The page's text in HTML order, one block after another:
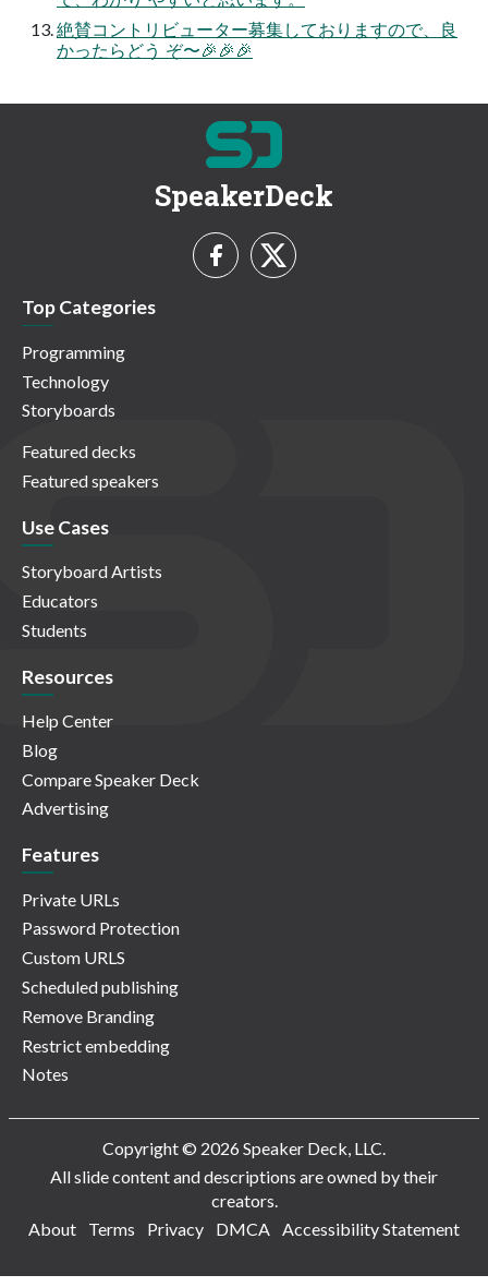
絶賛コントリビューター募集しておりますので、良
かったらどう ぞ〜🎉🎉🎉
SpeakerDeck
Top Categories
Programming
Technology
Storyboards
Featured decks
Featured speakers
Use Cases
Storyboard Artists
Educators
Students
Resources
Help Center
Blog
Compare Speaker Deck
Advertising
Features
Private URLs
Password Protection
Custom URLS
Scheduled publishing
Remove Branding
Restrict embedding
Notes
Copyright © 2026 Speaker Deck, LLC.
All slide content and descriptions are owned by their
creators.
About
Terms Privacy DMCA Accessibility Statement